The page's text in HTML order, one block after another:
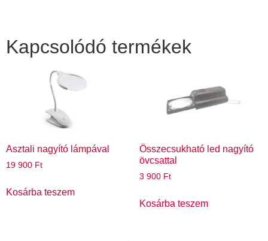
Kapcsolódó termékek
Asztali nagyító lámpával
19 900 Ft
Kosárba teszem
Összecsukható led nagyító
övcsattal
3 900 Ft
Kosárba teszem